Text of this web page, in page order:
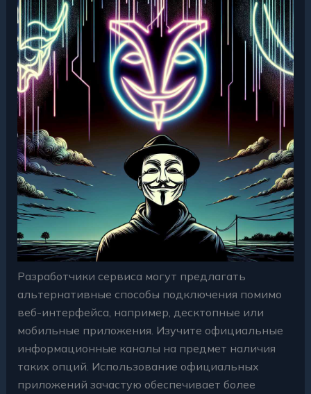
Разработчики сервиса могут предлагать
альтернативные способы подключения помимо
веб-интерфейса, например, десктопные или
мобильные приложения. Изучите официальные
информационные каналы на предмет наличия
таких опций. Использование официальных
приложений зачастую обеспечивает более